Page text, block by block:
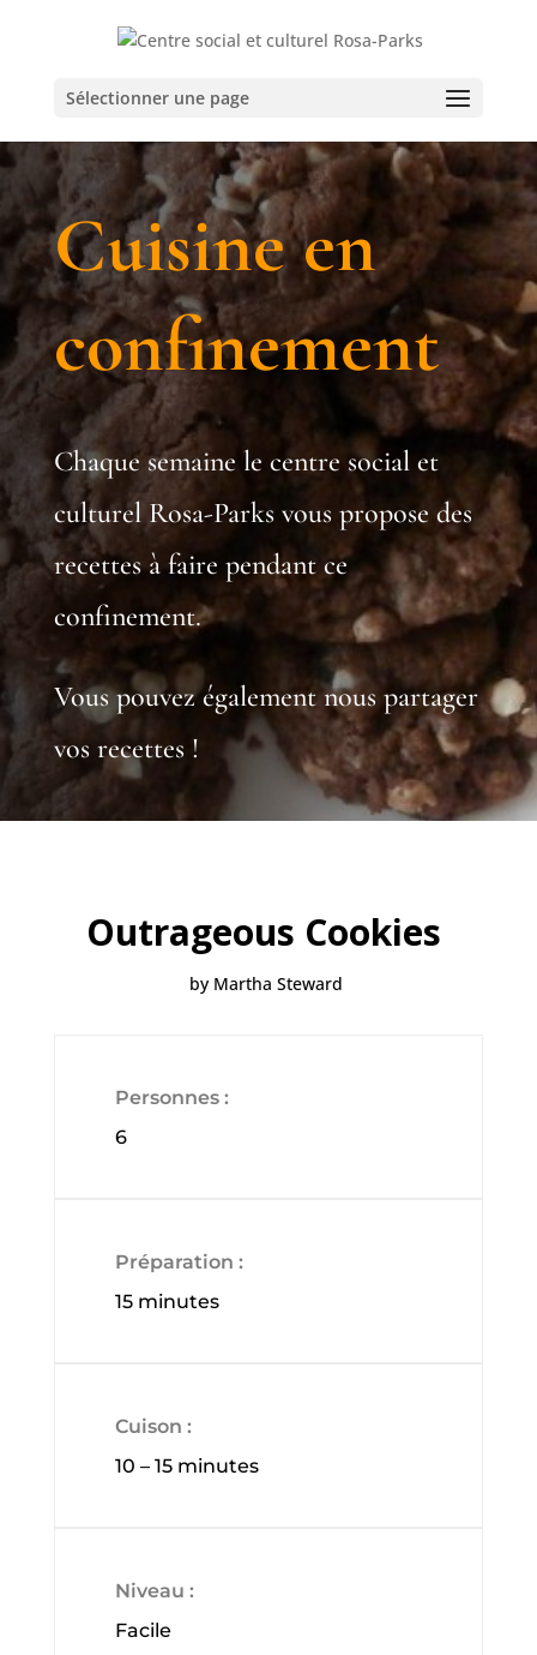
Sélectionner une page
Cuisine en
confinement
Chaque semaine le centre social et
culturel Rosa-Parks vous propose des
recettes à faire pendant ce
confinement.
Vous pouvez également nous partager
vos recettes !
Outrageous Cookies
by Martha Steward
Personnes :
6
Préparation :
15 minutes
Cuison :
10 – 15 minutes
Niveau :
Facile